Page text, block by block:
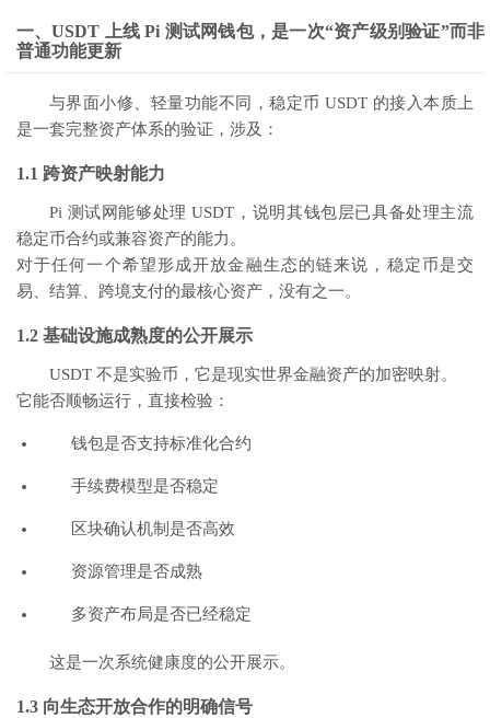
一、USDT 上线 Pi 测试网钱包，是一次“资产级别验证”而非
普通功能更新
与界面小修、轻量功能不同，稳定币 USDT 的接入本质上
是一套完整资产体系的验证，涉及：
1.1 跨资产映射能力
Pi 测试网能够处理 USDT，说明其钱包层已具备处理主流
稳定币合约或兼容资产的能力。
对于任何一个希望形成开放金融生态的链来说，稳定币是交
易、结算、跨境支付的最核心资产，没有之一。
1.2 基础设施成熟度的公开展示
USDT 不是实验币，它是现实世界金融资产的加密映射。
它能否顺畅运行，直接检验：
钱包是否支持标准化合约
手续费模型是否稳定
区块确认机制是否高效
资源管理是否成熟
多资产布局是否已经稳定
这是一次系统健康度的公开展示。
1.3 向生态开放合作的明确信号